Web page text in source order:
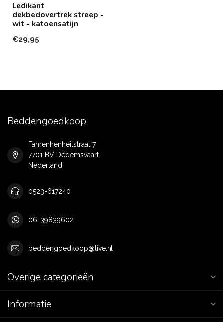
Ledikant
dekbedovertrek streep -
wit - katoensatijn
€29,95
Beddengoedkoop
Fahrenhenheitstraat 7
7701 BV Dedemsvaart
Nederland
0523-617240
06-39839602
beddengoedkoop@live.nl
Overige categorieën
Informatie